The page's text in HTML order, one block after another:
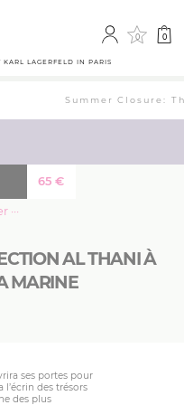
0 0
LAGERFELD IN PARIS
Summer Closure:
AL THANI À
MARINE
65€
···
ses portes pour
l’écrin des trésors
des plus